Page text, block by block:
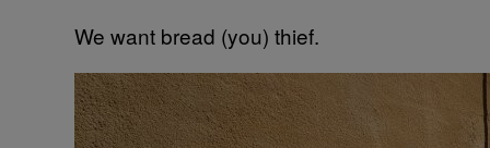
We want bread (you) thief.